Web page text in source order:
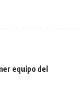
equipo del